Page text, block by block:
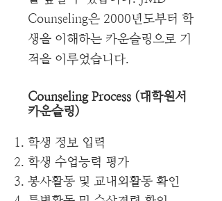
Counseling은 2000년도부터 학
생을 이해하는 카운슬링으로 기
적을 이루었습니다.
Counseling Process (대학원서
카운슬링)
학생 정보 입력
학생 수업능력 평가
봉사활동 및 교내외활동 확인